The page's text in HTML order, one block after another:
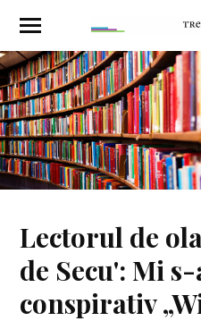
Lectorul de
de Secu': Mi
conspirativ